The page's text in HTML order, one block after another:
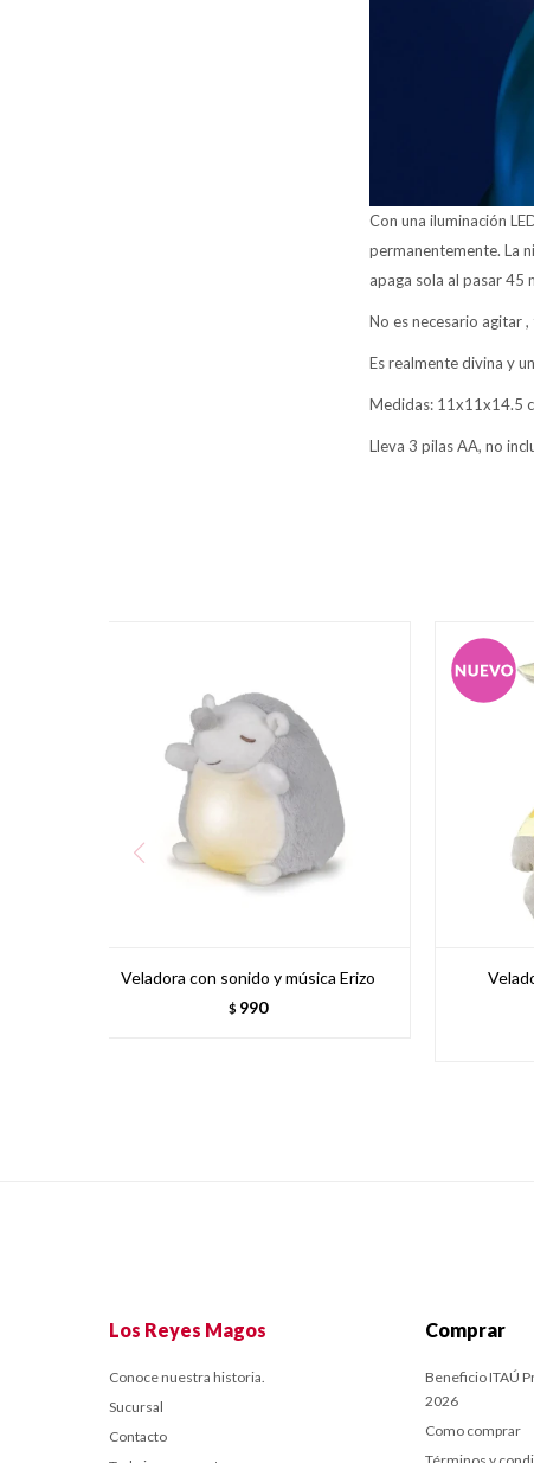
Con una iluminación
permanentemente. La
apaga sola al pasar 45
No es necesario agitar
Es realmente divina y
Medidas: 11x11x14.5
Lleva 3 pilas AA, no
Veladora con sonido y música Erizo
$ 990
Los Reyes Magos
Conoce nuestra historia.
Sucursal
Contacto
Comprar
Beneficio ITAÚ
2026
Como comprar